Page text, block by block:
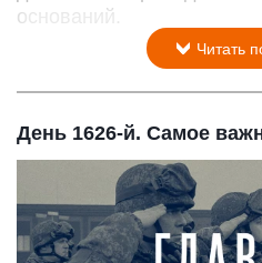
оснований.
Читать
День 1626-й. Самое